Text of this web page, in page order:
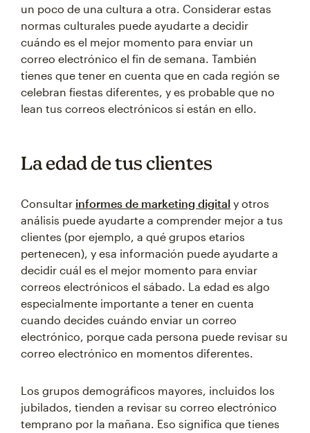
un poco de una cultura a otra. Considerar estas
normas culturales puede ayudarte a decidir
cuándo es el mejor momento para enviar un
correo electrónico el fin de semana. También
tienes que tener en cuenta que en cada región se
celebran fiestas diferentes, y es probable que no
lean tus correos electrónicos si están en ello.
La edad de tus clientes
Consultar informes de marketing digital y otros
análisis puede ayudarte a comprender mejor a tus
clientes (por ejemplo, a qué grupos etarios
pertenecen), y esa información puede ayudarte a
decidir cuál es el mejor momento para enviar
correos electrónicos el sábado. La edad es algo
especialmente importante a tener en cuenta
cuando decides cuándo enviar un correo
electrónico, porque cada persona puede revisar su
correo electrónico en momentos diferentes.
Los grupos demográficos mayores, incluidos los
jubilados, tienden a revisar su correo electrónico
temprano por la mañana. Eso significa que tienes